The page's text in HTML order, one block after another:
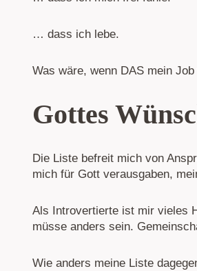
… dass ich lebe.
Was wäre, wenn DAS mein
Gottes
Die Liste befreit mich von
mich für Gott verausgaben,
Als Introvertierte ist mir vieles
müsse anders sein.
Wie anders meine Liste